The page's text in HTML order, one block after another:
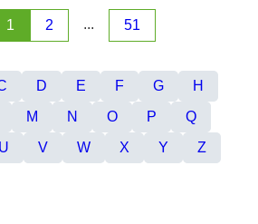
1 2 ... 51
D E F G
H
M N O P
Q
U V W X Y Z